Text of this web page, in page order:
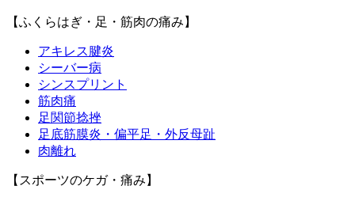
【ふくらはぎ・足・筋肉の痛み】
アキレス腱炎
シーバー病
シンスプリント
筋肉痛
足関節捻挫
足底筋膜炎・偏平足・外反母趾
肉離れ
【スポーツのケガ・痛み】